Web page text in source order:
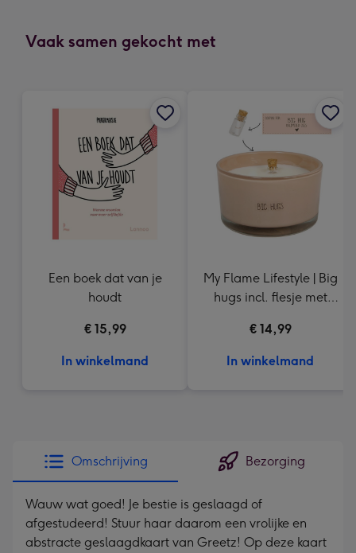
-
Vaak samen gekocht met
Een boek dat van je
houdt
€ 15,99
In winkelmand
My Flame Lifestyle | Big
hugs incl. flesje met
€ 14,99
In winkelmand
Omschrijving Bezorging
Wauw wat goed! Je bestie is geslaagd of
afgestudeerd! Stuur haar daarom een vrolijke en
abstracte geslaagdkaart van Greetz! Op deze kaart